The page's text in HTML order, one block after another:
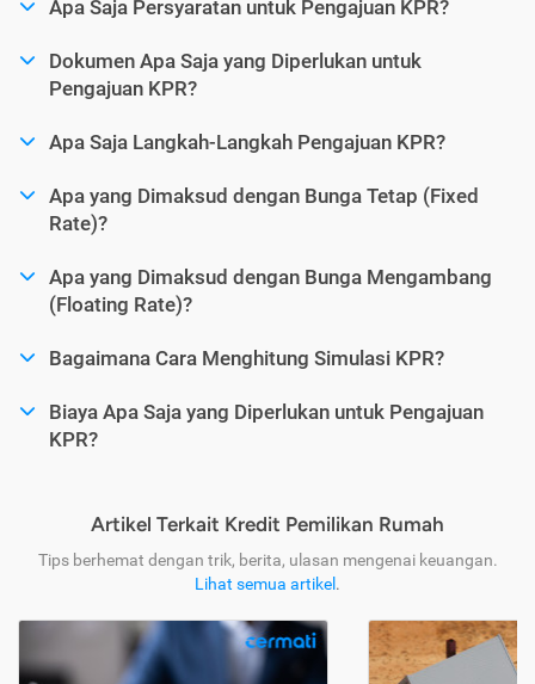
Apa Saja Persyaratan untuk Pengajuan KPR?
Dokumen Apa Saja yang Diperlukan untuk
Pengajuan KPR?
Apa Saja Langkah-Langkah Pengajuan KPR?
Apa yang Dimaksud dengan Bunga Tetap (Fixed
Rate)?
Apa yang Dimaksud dengan Bunga Mengambang
(Floating Rate)?
Bagaimana Cara Menghitung Simulasi KPR?
Biaya Apa Saja yang Diperlukan untuk Pengajuan
KPR?
Artikel Terkait Kredit Pemilikan Rumah
Tips berhemat dengan trik, berita, ulasan mengenai keuangan.
Lihat semua artikel .